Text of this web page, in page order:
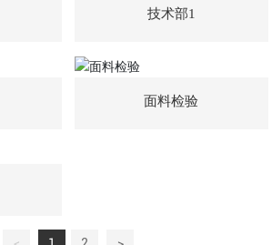
技术部1
面料检验